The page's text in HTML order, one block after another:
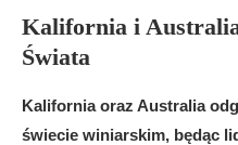
Kalifornia i
Świata
Kalifornia oraz Australia
świecie winiarskim, będąc